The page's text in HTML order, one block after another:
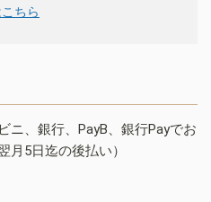
ちら
ニ、銀行、PayB、銀行Payでお
月5日迄の後払い）